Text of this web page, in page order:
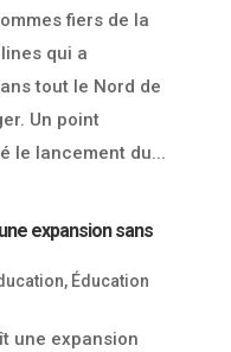
fiers de la
qui a
tout le Nord de
Un point
le lancement du...
expansion sans
, Éducation
une expansion